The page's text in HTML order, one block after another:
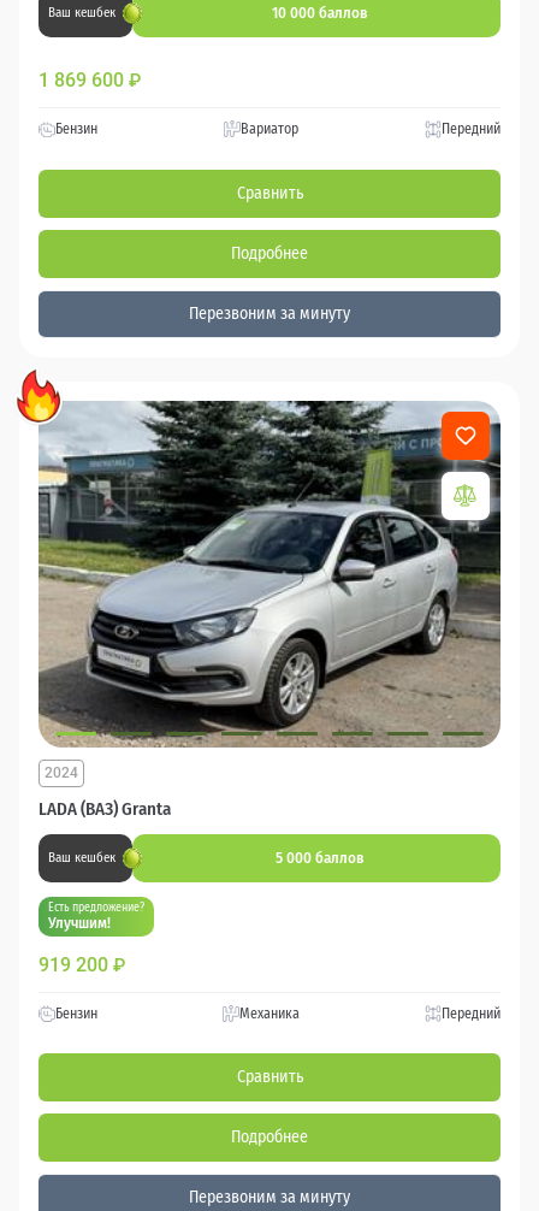
Ваш кешбек 10 000 баллов
1 869 600 ₽
Бензин Вариатор Передний
Сравнить
Подробнее
Перезвоним за минуту
LADA (ВАЗ) Granta
2024
Ваш кешбек 5 000 баллов
Есть предложение?
Улучшим!
919 200 ₽
Бензин Механика Передний
Сравнить
Подробнее
Перезвоним за минуту